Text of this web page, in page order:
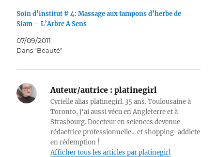
Soin d’institut # 4: Massage aux tampons d’herbe de
Siam – L’Arbre A Sens
07/09/2011
Dans "Beauté"
Auteur/autrice : platinegirl
Cyrielle alias platinegirl. 35 ans. Toulousaine à
Toronto, j'ai aussi vécu en Angleterre et à
Strasbourg. Doccteur en sciences devenue
rédactrice professionnelle... et shopping-addicte
en rédemption !
Afficher tous les articles par platinegirl